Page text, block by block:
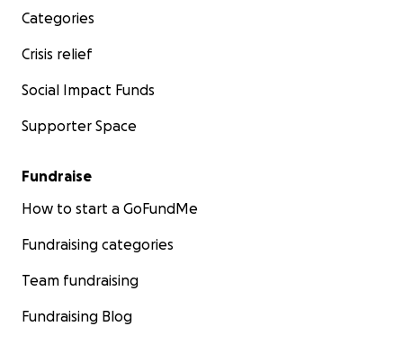
Categories
Crisis relief
Social Impact Funds
Supporter Space
Fundraise
How to start a GoFundMe
Fundraising categories
Team fundraising
Fundraising Blog